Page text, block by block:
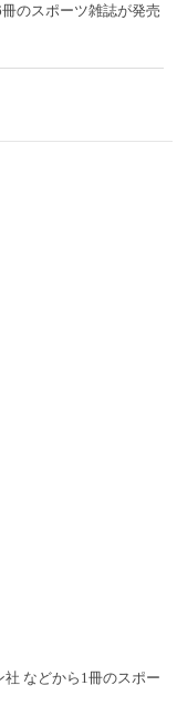
のスポーツ雑誌が発売
などから1冊のスポー